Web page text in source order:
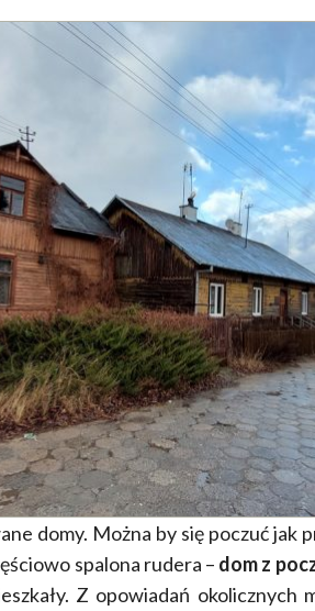
domy. Można by się poczuć jak
spalona rudera – dom z
Z opowiadań okolicznych